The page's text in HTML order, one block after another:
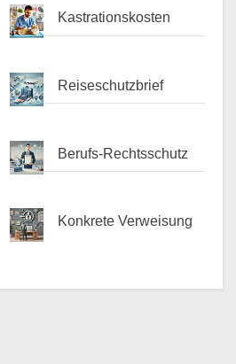
Kastrationskosten
Reiseschutzbrief
Berufs-Rechtsschutz
Konkrete Verweisung